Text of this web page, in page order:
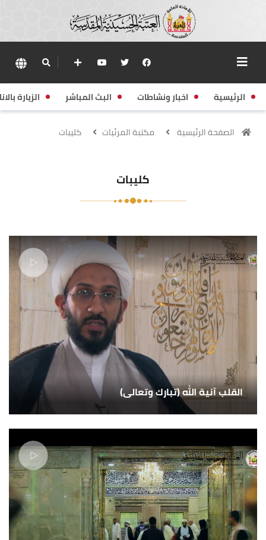
الرئيسية اخبار ونشاطات البث المباشر الزيارة
الصفحة الرئيسية مكتبة المرئيات كليبات
كليبات
القلب آنية الله (تبارك وتعالى)